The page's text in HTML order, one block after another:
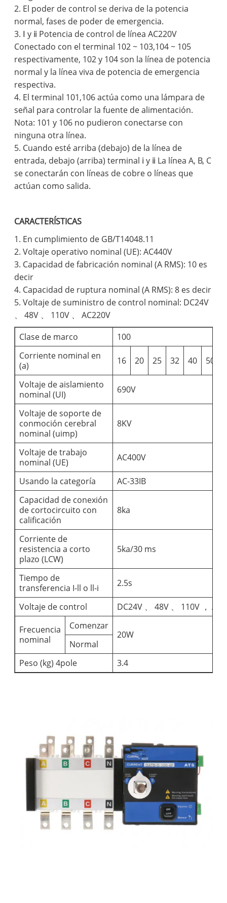
2. El poder de control se deriva de la potencia
normal, fases de poder de emergencia.
3. Ⅰ y ⅱ Potencia de control de línea AC220V
Conectado con el terminal 102 ~ 103,104 ~ 105
respectivamente, 102 y 104 son la línea de potencia
normal y la línea viva de potencia de emergencia
respectiva.
4. El terminal 101,106 actúa como una lámpara de
señal para controlar la fuente de alimentación.
Nota: 101 y 106 no pudieron conectarse con
ninguna otra línea.
5. Cuando esté arriba (debajo) de la línea de
entrada, debajo (arriba) terminal ⅰ y ⅱ La línea A, B, C
se conectarán con líneas de cobre o líneas que
actúan como salida.
CARACTERÍSTICAS
1. En cumplimiento de GB/T14048.11
2. Voltaje operativo nominal (UE): AC440V
3. Capacidad de fabricación nominal (A RMS): 10 es
decir
4. Capacidad de ruptura nominal (A RMS): 8 es decir
5. Voltaje de suministro de control nominal: DC24V
、 48V 、 110V 、 AC220V
Clase de marco
100
Corriente nominal en
(a)
16 20 25 32 40 50
Voltaje de aislamiento
nominal (UI)
690V
Voltaje de soporte de
conmoción cerebral
nominal (uimp)
8KV
Voltaje de trabajo
nominal (UE)
AC400V
Usando la categoría
AC-33IB
Capacidad de conexión
de cortocircuito con
calificación
8ka
Corriente de
resistencia a corto
plazo (LCW)
5ka/30 ms
Tiempo de
transferencia I-ll o ll-i
2.5s
Voltaje de control DC24V 、 48V 、 110V ，
Frecuencia
nominal
Comenzar
20W
Normal
Peso (kg) 4pole
3.4